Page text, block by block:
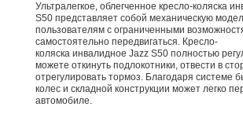
Ультралегкое, облегченное кресло-коляска
S50 представляет собой механическую
пользователям с ограниченными
самостоятельно передвигаться. Кресло-
коляска инвалидное Jazz S50 полностью
можете откинуть подлокотники, отвести в
отрегулировать тормоз. Благодаря системе
колес и складной конструкции может легко
автомобиле.